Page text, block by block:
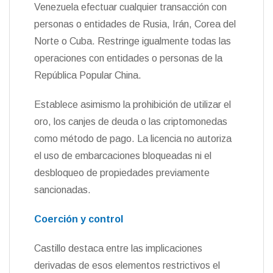
Venezuela efectuar cualquier transacción con
personas o entidades de Rusia, Irán, Corea del
Norte o Cuba. Restringe igualmente todas las
operaciones con entidades o personas de la
República Popular China.
Establece asimismo la prohibición de utilizar el
oro, los canjes de deuda o las criptomonedas
como método de pago. La licencia no autoriza
el uso de embarcaciones bloqueadas ni el
desbloqueo de propiedades previamente
sancionadas.
Coerción y control
Castillo destaca entre las implicaciones
derivadas de esos elementos restrictivos el